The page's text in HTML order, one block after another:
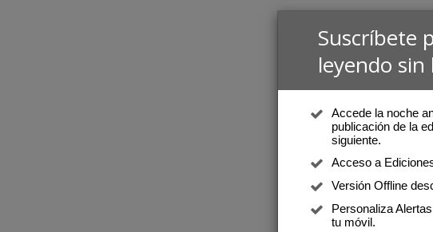
Suscríbete
leyendo sin
Accede la noche
publicación de la
siguiente.
Acceso a
Versión Offline
Personaliza
tu móvil.